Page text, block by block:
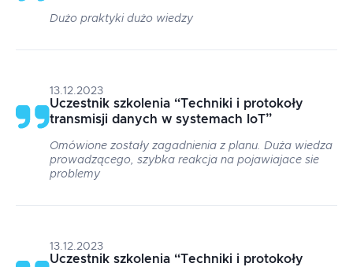
Dużo praktyki dużo wiedzy
13.12.2023
Uczestnik szkolenia “Techniki i protokoły
transmisji danych w systemach IoT”
Omówione zostały zagadnienia z planu. Duża wiedza
prowadzącego, szybka reakcja na pojawiajace sie
problemy
13.12.2023
Uczestnik szkolenia “Techniki i protokoły